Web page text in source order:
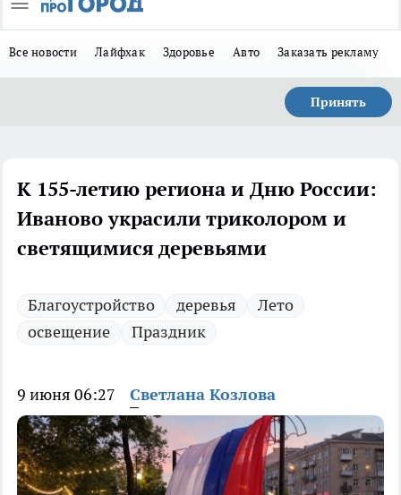
Все новости Лайфхак Здоровье Авто Заказать рекламу
Принять
К 155-летию региона и Дню России:
Иваново украсили триколором и
светящимися деревьями
Благоустройство деревья
Лето
освещение
Праздник
9 июня 06:27 Светлана Козлова